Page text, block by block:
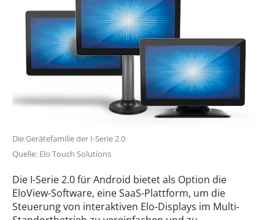
Die Gerätefamilie der I-Serie 2.0
Quelle: Elo Touch Solutions
Die I-Serie 2.0 für Android bietet als Option die
EloView-Software, eine SaaS-Plattform, um die
Steuerung von interaktiven Elo-Displays im Multi-